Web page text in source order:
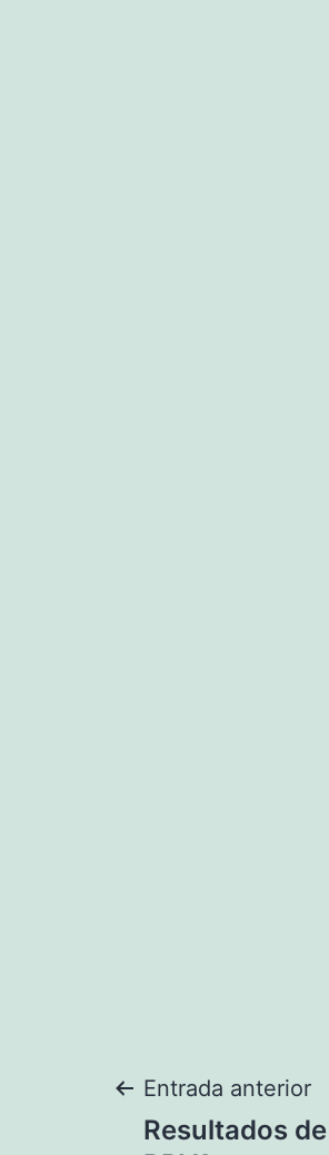
Entrada anterior
Resultados